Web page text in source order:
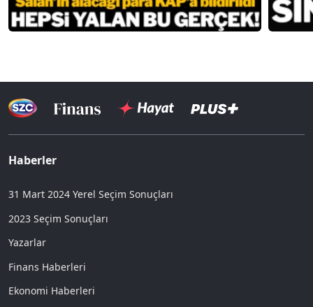
Haberler
31 Mart 2024 Yerel Seçim Sonuçları
2023 Seçim Sonuçları
Yazarlar
Finans Haberleri
Ekonomi Haberleri